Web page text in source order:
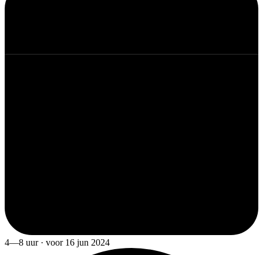
4—8 uur · voor 16 jun 2024